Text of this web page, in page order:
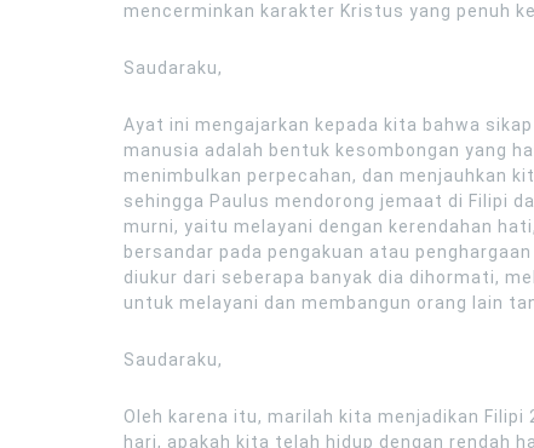
mencerminkan karakter Kristus yang penuh
Saudaraku,
Ayat ini mengajarkan kepada kita bahwa
manusia adalah bentuk kesombongan yang
menimbulkan perpecahan, dan menjauhkan
sehingga Paulus mendorong jemaat di Filipi
murni, yaitu melayani dengan kerendahan
bersandar pada pengakuan atau
diukur dari seberapa banyak dia dihormati,
untuk melayani dan membangun orang lain
Saudaraku,
Oleh karena itu, marilah kita menjadikan
hari, apakah kita telah hidup dengan rendah